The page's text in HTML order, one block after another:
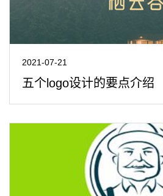
2021-07-21
五个logo设计的要点介绍